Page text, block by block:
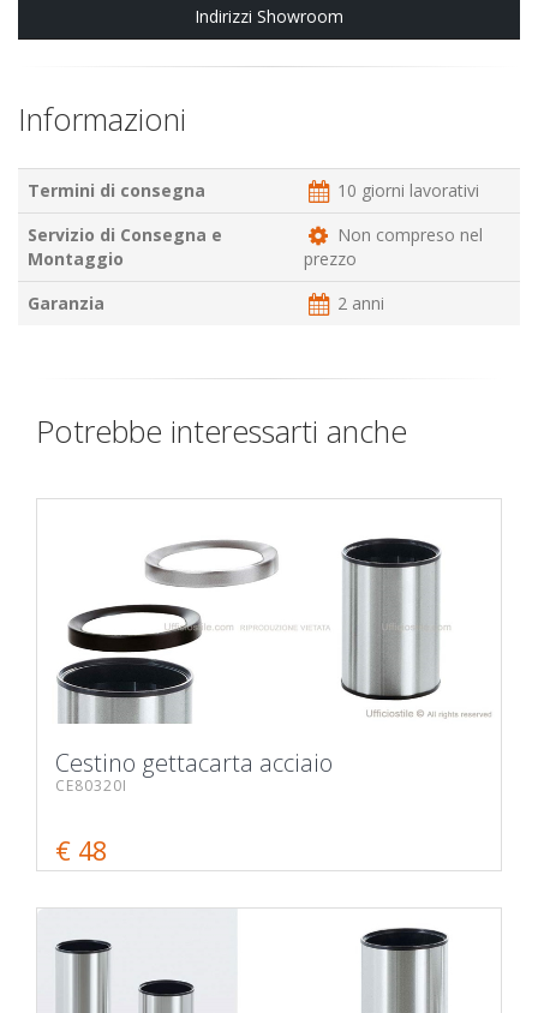
Indirizzi Showroom
Informazioni
Termini di consegna
10 giorni lavorativi
Servizio di Consegna e
Montaggio
Non compreso nel
prezzo
Garanzia
2 anni
Potrebbe interessarti anche
Cestino gettacarta acciaio
CE80320I
€ 48